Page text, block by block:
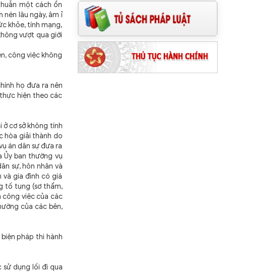
một cách ổn
lâu ngày, âm ỉ
khỏe, tính mạng,
vượt qua giới
công việc không
họ đưa ra nên
hiện theo các
ở cơ sở không tính
hòa giải thành do
án dân sự đưa ra
Ủy ban thường vụ
sự, hôn nhân và
gia đình có giá
tố tụng (sơ thẩm,
công việc của các
của các bên,
pháp thi hành
sử dụng lối đi qua